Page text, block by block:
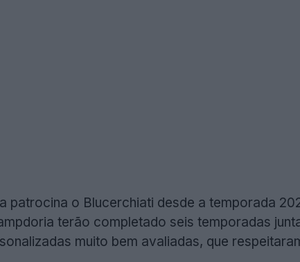
patrocina o Blucerchiati desde a temporada
terão completado seis temporadas
muito bem avaliadas, que